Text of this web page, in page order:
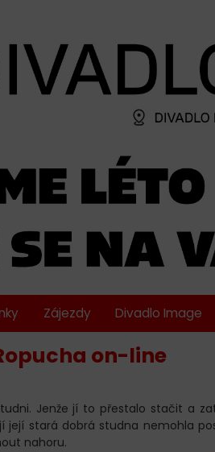
Zájezdy Divadlo Image
on-line
Jenže jí to přestalo stačit a
stará dobrá studna nemohla
nahoru.